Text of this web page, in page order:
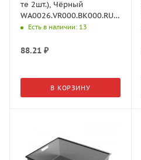
те 2шт.), Чёрный
WA0026.VR000.BK000.RU
Aristo
Есть в наличии: 13
88.21 ₽
В КОРЗИНУ